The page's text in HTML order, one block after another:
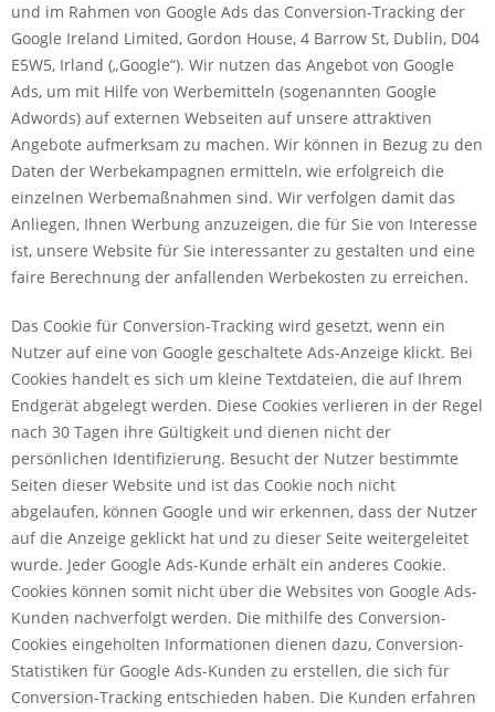
und im Rahmen von Google Ads das Conversion-Tracking der
Google Ireland Limited, Gordon House, 4 Barrow St, Dublin, D04
E5W5, Irland („Google“). Wir nutzen das Angebot von Google
Ads, um mit Hilfe von Werbemitteln (sogenannten Google
Adwords) auf externen Webseiten auf unsere attraktiven
Angebote aufmerksam zu machen. Wir können in Bezug zu den
Daten der Werbekampagnen ermitteln, wie erfolgreich die
einzelnen Werbemaßnahmen sind. Wir verfolgen damit das
Anliegen, Ihnen Werbung anzuzeigen, die für Sie von Interesse
ist, unsere Website für Sie interessanter zu gestalten und eine
faire Berechnung der anfallenden Werbekosten zu erreichen.
Das Cookie für Conversion-Tracking wird gesetzt, wenn ein
Nutzer auf eine von Google geschaltete Ads-Anzeige klickt. Bei
Cookies handelt es sich um kleine Textdateien, die auf Ihrem
Endgerät abgelegt werden. Diese Cookies verlieren in der Regel
nach 30 Tagen ihre Gültigkeit und dienen nicht der
persönlichen Identifizierung. Besucht der Nutzer bestimmte
Seiten dieser Website und ist das Cookie noch nicht
abgelaufen, können Google und wir erkennen, dass der Nutzer
auf die Anzeige geklickt hat und zu dieser Seite weitergeleitet
wurde. Jeder Google Ads-Kunde erhält ein anderes Cookie.
Cookies können somit nicht über die Websites von Google Ads-
Kunden nachverfolgt werden. Die mithilfe des Conversion-
Cookies eingeholten Informationen dienen dazu, Conversion-
Statistiken für Google Ads-Kunden zu erstellen, die sich für
Conversion-Tracking entschieden haben. Die Kunden erfahren